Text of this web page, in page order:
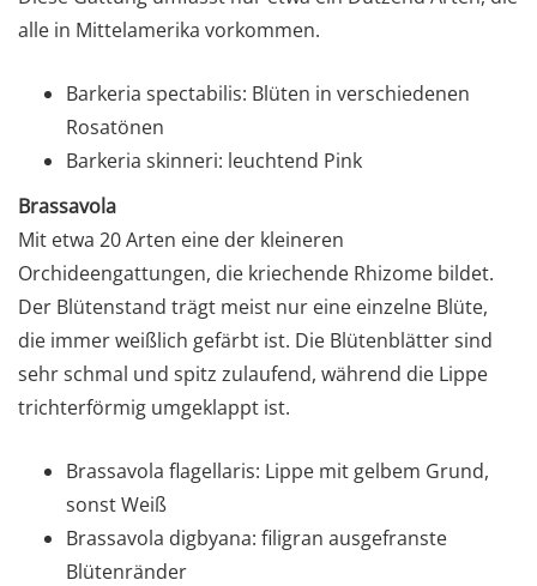
alle in Mittelamerika vorkommen.
Barkeria spectabilis: Blüten in verschiedenen
Rosatönen
Barkeria skinneri: leuchtend Pink
Brassavola
Mit etwa 20 Arten eine der kleineren
Orchideengattungen, die kriechende Rhizome bildet.
Der Blütenstand trägt meist nur eine einzelne Blüte,
die immer weißlich gefärbt ist. Die Blütenblätter sind
sehr schmal und spitz zulaufend, während die Lippe
trichterförmig umgeklappt ist.
Brassavola flagellaris: Lippe mit gelbem Grund,
sonst Weiß
Brassavola digbyana: filigran ausgefranste
Blütenränder